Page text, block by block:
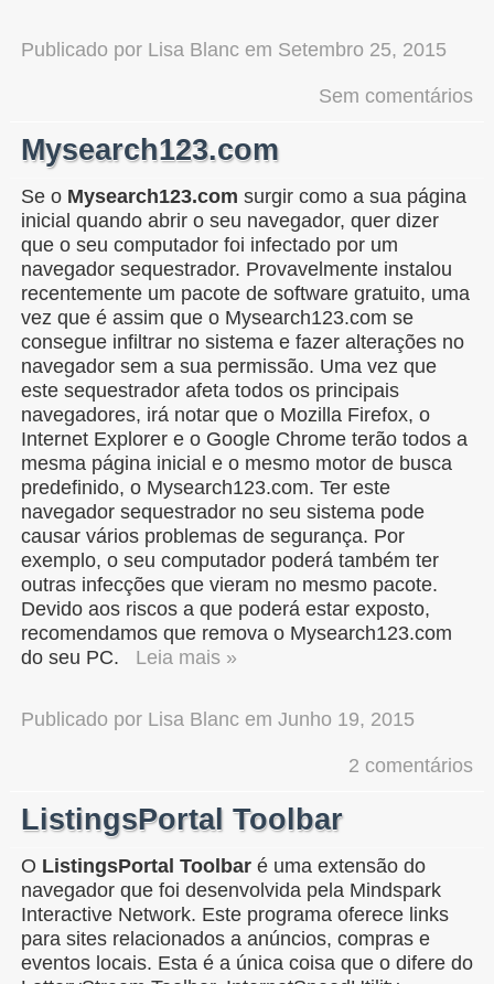
Publicado por Lisa Blanc em Setembro 25, 2015
Sem comentários
Mysearch123.com
Se o Mysearch123.com surgir como a sua página
inicial quando abrir o seu navegador, quer dizer
que o seu computador foi infectado por um
navegador sequestrador. Provavelmente instalou
recentemente um pacote de software gratuito, uma
vez que é assim que o Mysearch123.com se
consegue infiltrar no sistema e fazer alterações no
navegador sem a sua permissão. Uma vez que
este sequestrador afeta todos os principais
navegadores, irá notar que o Mozilla Firefox, o
Internet Explorer e o Google Chrome terão todos a
mesma página inicial e o mesmo motor de busca
predefinido, o Mysearch123.com. Ter este
navegador sequestrador no seu sistema pode
causar vários problemas de segurança. Por
exemplo, o seu computador poderá também ter
outras infecções que vieram no mesmo pacote.
Devido aos riscos a que poderá estar exposto,
recomendamos que remova o Mysearch123.com
do seu PC.
Leia mais »
Publicado por Lisa Blanc em Junho 19, 2015
2 comentários
ListingsPortal Toolbar
O ListingsPortal Toolbar é uma extensão do
navegador que foi desenvolvida pela Mindspark
Interactive Network. Este programa oferece links
para sites relacionados a anúncios, compras e
eventos locais. Esta é a única coisa que o difere do